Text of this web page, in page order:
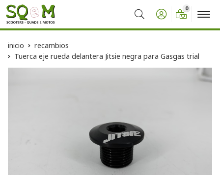
Buscar
0
inicio
recambios
Tuerca eje rueda delantera Jitsie negra para Gasgas trial